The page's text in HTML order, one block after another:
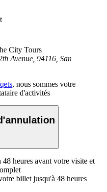
City Tours
Avenue, 94116, San
, nous sommes votre
d'activités
heures avant votre visite et
billet jusqu'à 48 heures